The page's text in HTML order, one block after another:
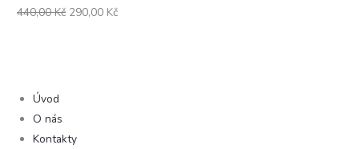
440,00Kč 290,00 Kč
Úvod
O nás
Kontakty